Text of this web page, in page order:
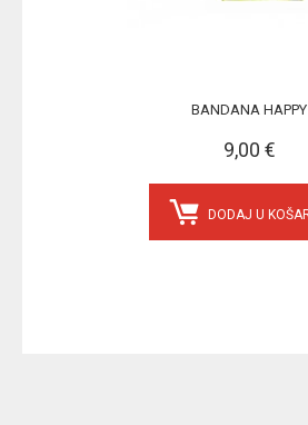
BANDANA HAPPY
9,00 €
DODAJ U